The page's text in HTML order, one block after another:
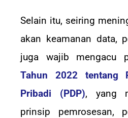
Selain itu, seiring
akan keamanan data,
juga wajib mengacu
Tahun 2022 tentang
Pribadi (PDP), yang
prinsip pemrosesan,